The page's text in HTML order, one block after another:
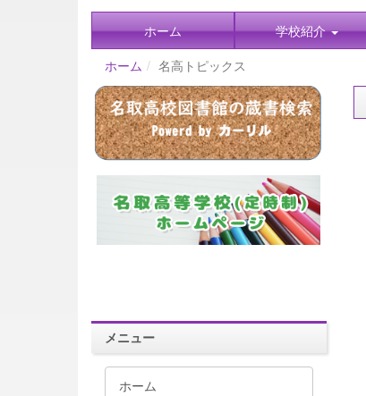
ホーム 学校紹介
ホーム
名高トピックス
メニュー
ホーム